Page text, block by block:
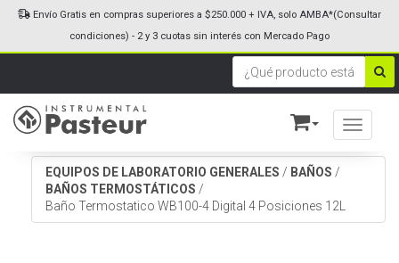
Toggle
Envío Gratis en compras superiores a $250.000 + IVA, solo AMBA*(Consultar
condiciones) - 2 y 3 cuotas sin interés con Mercado Pago
EQUIPOS DE LABORATORIO GENERALES / BAÑOS /
BAÑOS TERMOSTÁTICOS /
Baño Termostatico WB100-4 Digital 4 Posiciones 12L